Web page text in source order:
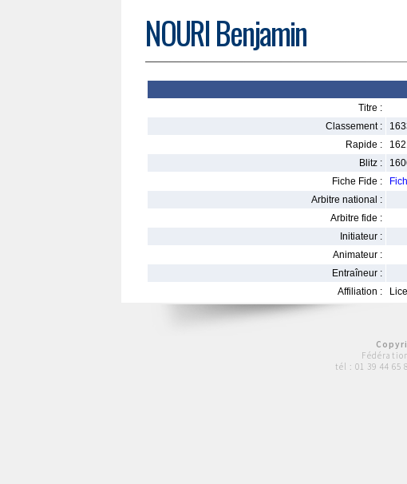
NOURI Benjamin
Titre :
Classement :
Rapide :
Blitz :
Fiche Fide :
Arbitre national :
Arbitre fide :
Initiateur :
Animateur :
Entraîneur :
Affiliation :
tél : 01 39 44 65